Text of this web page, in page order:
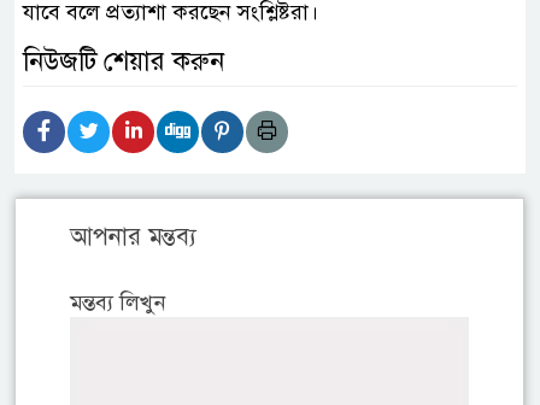
যাবে বলে প্রত্যাশা করছেন সংশ্লিষ্টরা।
নিউজটি শেয়ার করুন
আপনার মন্তব্য
মন্তব্য লিখুন